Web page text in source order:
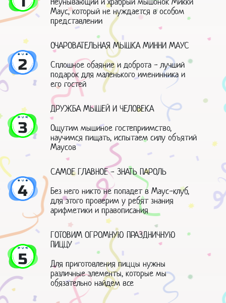
Маус, который не нуждается в особом
представлении
2
ОЧАРОВАТЕЛЬНАЯ МЫШКА МИННИ МАУС
Сплошное обаяние и доброта - лучший
подарок для маленького именинника и
его гостей
3
ДРУЖБА МЫШЕЙ И ЧЕЛОВЕКА
Ощутим мышиное гостеприимство,
научимся пищать, испытаем силу объятий
Маусов
4
САМОЕ ГЛАВНОЕ - ЗНАТЬ ПАРОЛЬ
Без него никто не попадет в Маус-клуб,
для этого проверим у ребят знания
арифметики и правописания
5
ГОТОВИМ ОГРОМНУЮ ПРАЗДНИЧНУЮ
ПИЦЦУ
Для приготовления пиццы нужны
различные элементы, которые мы
обязательно найдем все